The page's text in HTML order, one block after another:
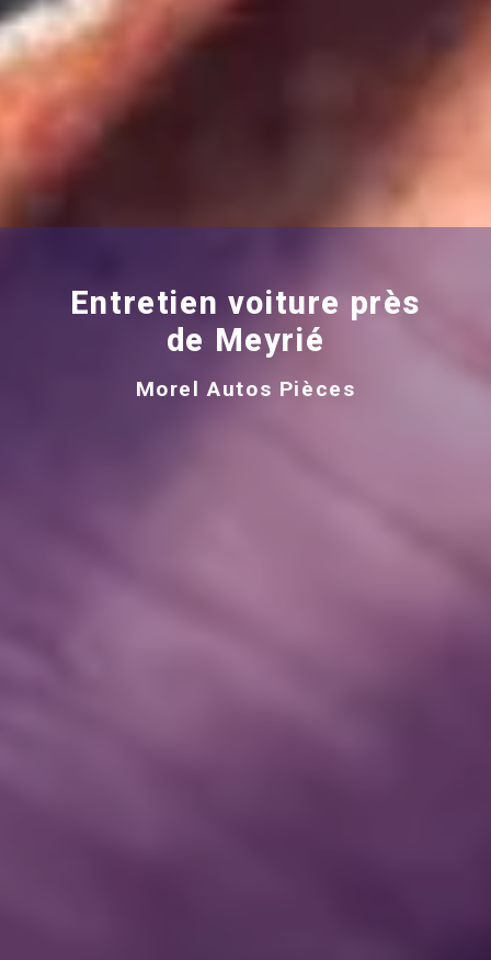
Entretien voiture près
de Meyrié
Morel Autos Pièces